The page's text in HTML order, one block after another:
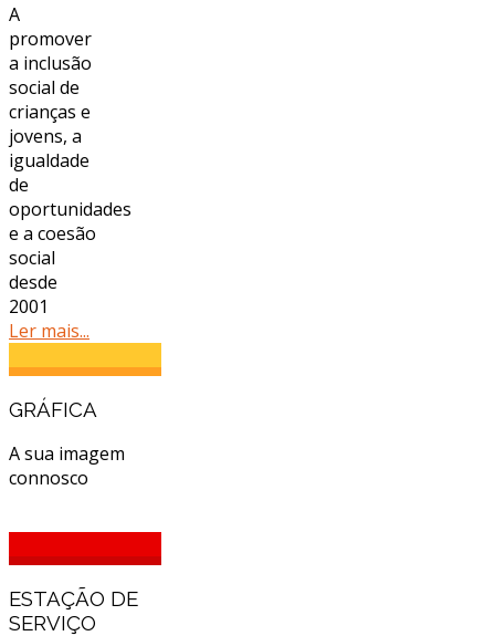
A
promover
a inclusão
social de
crianças e
jovens, a
igualdade
de
oportunidades
e a coesão
social
desde
2001
Ler mais...
GRÁFICA
A sua imagem
connosco
ESTAÇÃO DE
SERVIÇO